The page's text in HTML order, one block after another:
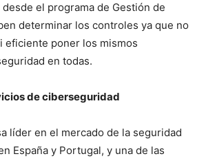
el programa de Gestión de
determinar los controles ya que no
eficiente poner los mismos
en todas.
de ciberseguridad
líder en el mercado de la seguridad
España y Portugal, y una de las